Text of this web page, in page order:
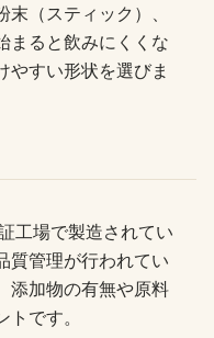
（スティック）、
まると飲みにくくな
やすい形状を選びま
工場で製造されてい
質管理が行われてい
添加物の有無や原料
です。